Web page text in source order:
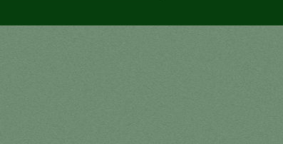
¿Puede Morena romper